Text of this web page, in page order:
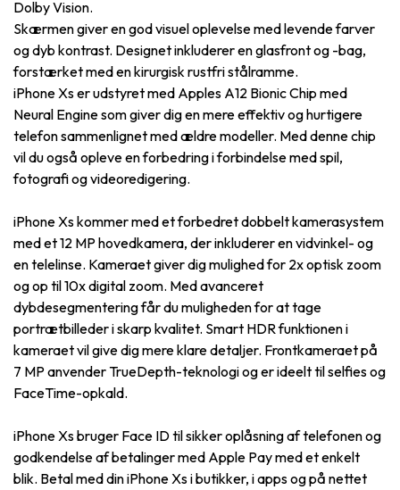
Dolby Vision.
Skærmen giver en god visuel oplevelse med levende farver
og dyb kontrast. Designet inkluderer en glasfront og -bag,
forstærket med en kirurgisk rustfri stålramme.
iPhone Xs er udstyret med Apples A12 Bionic Chip med
Neural Engine som giver dig en mere effektiv og hurtigere
telefon sammenlignet med ældre modeller. Med denne chip
vil du også opleve en forbedring i forbindelse med spil,
fotografi og videoredigering.
iPhone Xs kommer med et forbedret dobbelt kamerasystem
med et 12 MP hovedkamera, der inkluderer en vidvinkel- og
en telelinse. Kameraet giver dig mulighed for 2x optisk zoom
og op til 10x digital zoom. Med avanceret
dybdesegmentering får du muligheden for at tage
portrætbilleder i skarp kvalitet. Smart HDR funktionen i
kameraet vil give dig mere klare detaljer. Frontkameraet på
7 MP anvender TrueDepth-teknologi og er ideelt til selfies og
FaceTime-opkald.
iPhone Xs bruger Face ID til sikker oplåsning af telefonen og
godkendelse af betalinger med Apple Pay med et enkelt
blik. Betal med din iPhone Xs i butikker, i apps og på nettet